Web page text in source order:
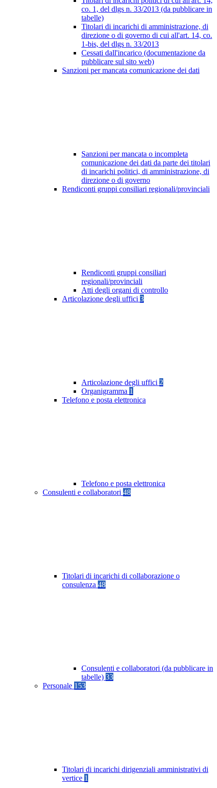
co. 1, del dlgs n. 33/2013 (da pubblicare in
tabelle)
Titolari di incarichi di amministrazione, di
direzione o di governo di cui all'art. 14, co.
1-bis, del dlgs n. 33/2013
Cessati dall'incarico (documentazione da
pubblicare sul sito web)
Sanzioni per mancata comunicazione dei dati
Sanzioni per mancata o incompleta
comunicazione dei dati da parte dei titolari
di incarichi politici, di amministrazione, di
direzione o di governo
Rendiconti gruppi consiliari regionali/provinciali
Rendiconti gruppi consiliari
regionali/provinciali
Atti degli organi di controllo
Articolazione degli uffici 3
Articolazione degli uffici 2
Organigramma 1
Telefono e posta elettronica
Telefono e posta elettronica
Consulenti e collaboratori 48
Titolari di incarichi di collaborazione o
consulenza 48
Consulenti e collaboratori (da pubblicare in
tabelle) 33
Personale 153
Titolari di incarichi dirigenziali amministrativi di
vertice 1